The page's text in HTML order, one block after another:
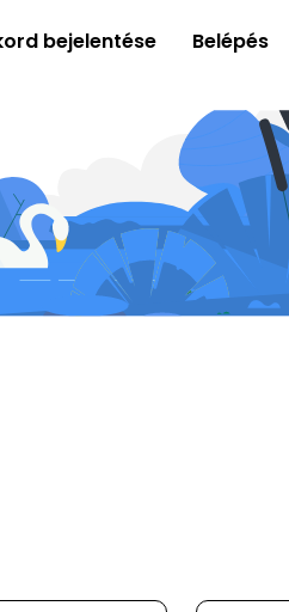
bejelentése Belépés